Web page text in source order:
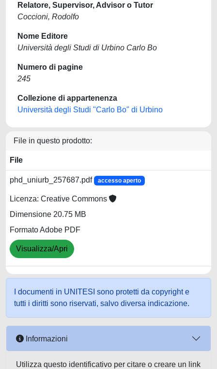
Relatore, Supervisor, Advisor o Tutor
Coccioni, Rodolfo
Nome Editore
Università degli Studi di Urbino Carlo Bo
Numero di pagine
245
Collezione di appartenenza
Università degli Studi "Carlo Bo" di Urbino
File in questo prodotto:
File
phd_uniurb_257687.pdf accesso aperto
Licenza: Creative Commons
Dimensione 20.75 MB
Formato Adobe PDF
Visualizza/Apri
I documenti in UNITESI sono protetti da copyright e
tutti i diritti sono riservati, salvo diversa indicazione.
Informazioni
Utilizza questo identificativo per citare o creare un link